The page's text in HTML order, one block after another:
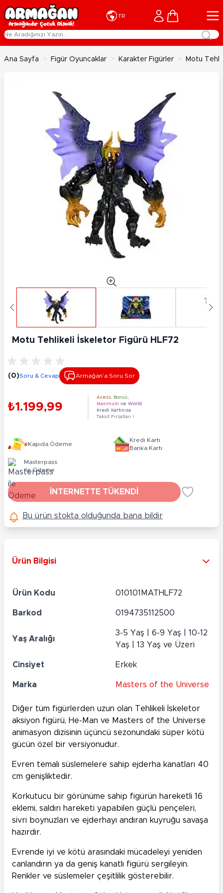
İçeriğe geç
TR Cart
Ana Sayfa > Figür Oyuncaklar > Karakter Figürler > Motu
Motu Tehlikeli İskeletor Figürü HLF72
(0)Soru & Cevap Armağan’a Soru Sor
₺1.199,99
Axess Bonus
Maximum ve World
Kredi Kartınıza
Taksit Fırsatları !
Kapıda Ödeme
Kredi Kartı
Banka Kartı
Masterpass
ile Ödeme
İNTERNETTE TÜKENDİ
Bu ürün stokta olduğunda bana bildir
Ürün Bilgisi
Ürün Kodu 010101MATHLF72
Barkod 0194735112500
Yaş Aralığı
3-5 Yaş | 6-9 Yaş | 10-12
Yaş | 13 Yaş ve Üzeri
Cinsiyet Erkek
Marka Masters of the Universe
Diğer tüm figürlerden uzun olan Tehlikeli İskeletor
aksiyon figürü, He-Man ve Masters of the Universe
animasyon dizisinin üçüncü sezonundaki süper kötü
gücün özel bir versiyonudur.
Evren temalı süslemelere sahip ejderha kanatları 40
cm genişliktedir.
Korkutucu bir görünüme sahip figürün hareketli 16
eklemi, saldırı hareketi yapabilen güçlü pençeleri,
sivri boynuzları ve ejderhayı andıran kuyruğu savaşa
hazırdır.
Evrende iyi ve kötü arasındaki mücadeleyi yeniden
canlandırın ya da geniş kanatlı figürü sergileyin.
Renkler ve süslemeler çeşitlilik gösterebilir.